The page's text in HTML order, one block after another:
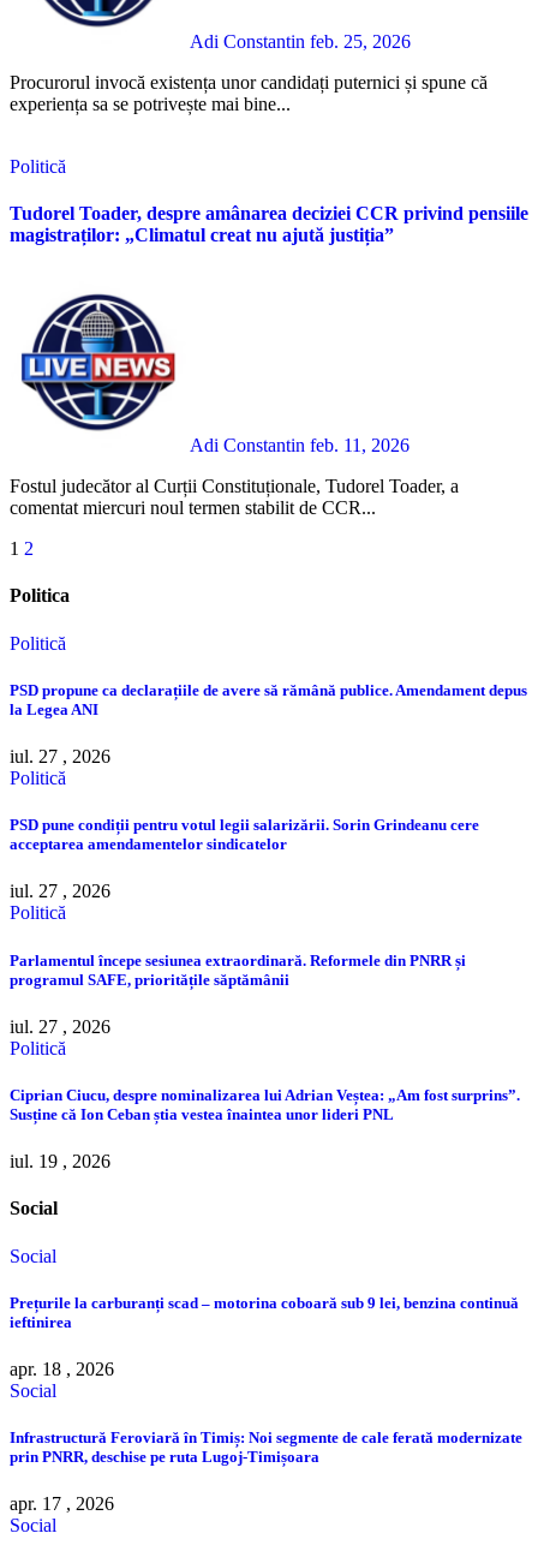
Adi Constantin feb. 25, 2026
Procurorul invocă existența unor candidați puternici și spune că
experiența sa se potrivește mai bine...
Politică
Tudorel Toader, despre amânarea deciziei CCR privind pensiile
magistraților: „Climatul creat nu ajută justiția”
Adi Constantin feb. 11, 2026
Fostul judecător al Curții Constituționale, Tudorel Toader, a
comentat miercuri noul termen stabilit de CCR...
Paginație
articole
1 2
Politica
Politică
PSD propune ca declarațiile de avere să rămână publice. Amendament depus
la Legea ANI
iul. 27 , 2026
Politică
PSD pune condiții pentru votul legii salarizării. Sorin Grindeanu cere
acceptarea amendamentelor sindicatelor
iul. 27 , 2026
Politică
Parlamentul începe sesiunea extraordinară. Reformele din PNRR și
programul SAFE, prioritățile săptămânii
iul. 27 , 2026
Politică
Ciprian Ciucu, despre nominalizarea lui Adrian Veștea: „Am fost surprins”.
Susține că Ion Ceban știa vestea înaintea unor lideri PNL
iul. 19 , 2026
Social
Social
Prețurile la carburanți scad – motorina coboară sub 9 lei, benzina continuă
ieftinirea
apr. 18 , 2026
Social
Infrastructură Feroviară în Timiș: Noi segmente de cale ferată modernizate
prin PNRR, deschise pe ruta Lugoj-Timișoara
apr. 17 , 2026
Social